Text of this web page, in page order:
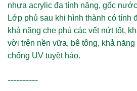
nhựa acrylic đa tính năng, gốc
Lớp phủ sau khi hình thành có tính
khả năng che phủ các vết nứt tốt,
vời trên nền vữa, bê tông, khả
chống UV tuyệt hảo.
----------